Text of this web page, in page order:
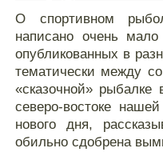
О спортивном
написано очень
опубликованных в
тематически между
«сказочной»
северо-востоке
нового дня,
обильно сдобрена